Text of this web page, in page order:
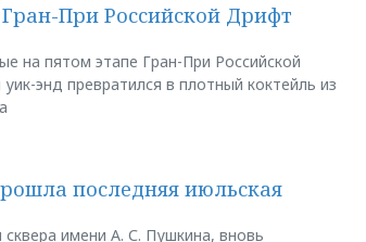
При Российской Дрифт
на пятом этапе Гран-При Российской
энд превратился в плотный коктейль из
последняя июльская
имени А. С. Пушкина, вновь